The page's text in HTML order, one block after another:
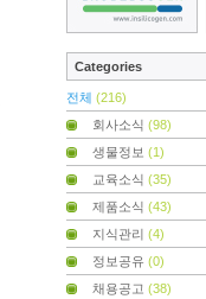
Categories
전체 (216)
회사소식 (98)
생물정보 (1)
교육소식 (35)
제품소식 (43)
지식관리 (4)
정보공유 (0)
채용공고 (38)